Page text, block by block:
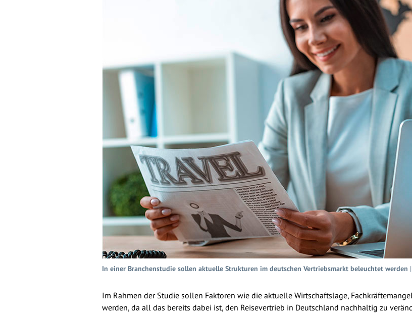
In einer Branchenstudie sollen aktuelle Strukturen im deutschen Vertriebsmarkt beleuchtet werden
Im Rahmen der Studie sollen Faktoren wie die aktuelle Wirtschaftslage,
werden, da all das bereits dabei ist, den Reisevertrieb in Deutschland nachhaltig zu